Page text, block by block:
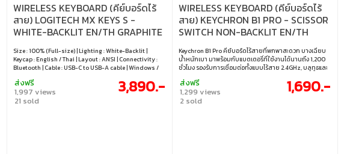
WIRELESS KEYBOARD (คีย์บอร์ดไร้
สาย) LOGITECH MX KEYS S -
WHITE-BACKLIT EN/TH GRAPHITE
Size : 100% (Full-size) | Lighting : White-Backlit |
Keycap : English / Thai | Layout : ANSI | Connectivity :
Bluetooth | Cable : USB-C to USB-A cable | Windows /
ส่งฟรี
1,997 views
21 sold
3,890.-
WIRELESS KEYBOARD (คีย์บอร์ดไร้
สาย) KEYCHRON B1 PRO - SCISSOR
SWITCH NON-BACKLIT EN/TH
RETRO GREEN B1P-K12-TH
Keychron B1 Pro คีย์บอร์ดไร้สายที่พกพาสะดวก บางเฉียบ
น้ำหนักเบา มาพร้อมกับแบตเตอรี่ที่ใช้งานได้นานถึง 1,200
ชั่วโมง รองรับการเชื่อมต่อทั้งแบบไร้สาย 2.4GHz, บลูทูธและ
ด้วยการปรับแต่ง ZMK โดยไม่ต้องโหลดโปรแกรม • สวิตช์ :
Scissor switch • ขนาด : 75% • แสงไฟ : ไม่มีไฟแบ็คไลท์ • คีย์
แคป : ภาษาอังกฤษ / ภาษาไทย • เลย์เอาต์ : ANSI • การเชื่อม
ส่งฟรี
1,299 views
2 sold
1,690.-